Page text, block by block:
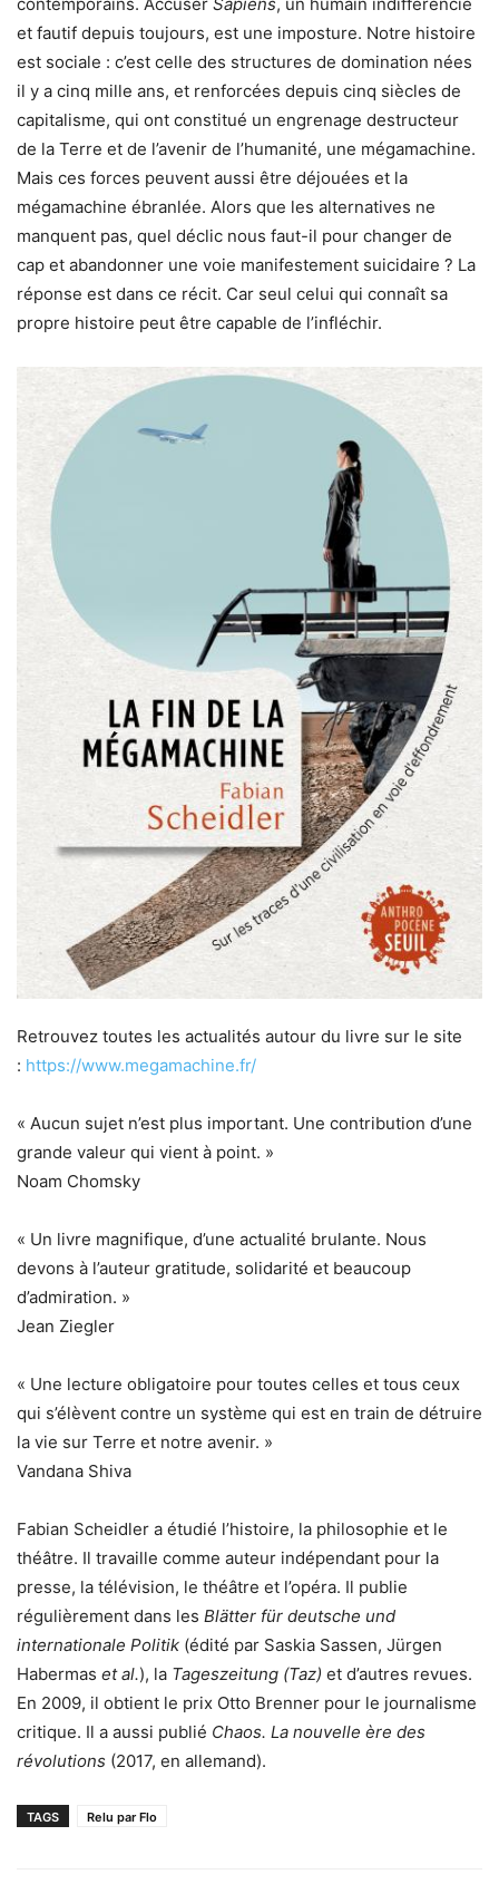
et fautif depuis toujours, est une imposture. Notre histoire
est sociale : c’est celle des structures de domination nées
il y a cinq mille ans, et renforcées depuis cinq siècles de
capitalisme, qui ont constitué un engrenage destructeur
de la Terre et de l’avenir de l’humanité, une mégamachine.
Mais ces forces peuvent aussi être déjouées et la
mégamachine ébranlée. Alors que les alternatives ne
manquent pas, quel déclic nous faut-il pour changer de
cap et abandonner une voie manifestement suicidaire ? La
réponse est dans ce récit. Car seul celui qui connaît sa
propre histoire peut être capable de l’infléchir.
Retrouvez toutes les actualités autour du livre sur le site
: https://www.megamachine.fr/
« Aucun sujet n’est plus important. Une contribution d’une
grande valeur qui vient à point. »
Noam Chomsky
« Un livre magnifique, d’une actualité brulante. Nous
devons à l’auteur gratitude, solidarité et beaucoup
d’admiration. »
Jean Ziegler
« Une lecture obligatoire pour toutes celles et tous ceux
qui s’élèvent contre un système qui est en train de détruire
la vie sur Terre et notre avenir. »
Vandana Shiva
Fabian Scheidler a étudié l’histoire, la philosophie et le
théâtre. Il travaille comme auteur indépendant pour la
presse, la télévision, le théâtre et l’opéra. Il publie
régulièrement dans les Blätter für deutsche und
internationale Politik (édité par Saskia Sassen, Jürgen
Habermas et al.), la Tageszeitung (Taz) et d’autres revues.
En 2009, il obtient le prix Otto Brenner pour le journalisme
critique. Il a aussi publié Chaos. La nouvelle ère des
révolutions (2017, en allemand).
TAGS Relu par Flo